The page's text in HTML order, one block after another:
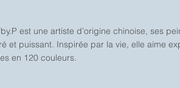
est une artiste d’origine chinoise, ses
et puissant. Inspirée par la vie, elle aime
en 120 couleurs.